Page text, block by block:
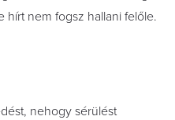
hírt nem fogsz hallani felőle.
nehogy sérülést